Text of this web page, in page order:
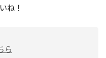
ね！
ら